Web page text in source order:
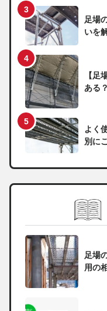
足場
いを
【足
ある
よく
別に
足場
用の